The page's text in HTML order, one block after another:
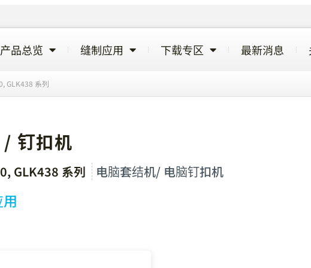
产品总览 缝制应用 下载专区 最新消息
GLK438 系列
钉扣机
GLK438 系列 电脑套结机/ 电脑钉扣机